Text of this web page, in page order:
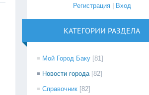
Регистрация| Вход
КАТЕГОРИИ РАЗДЕЛА
Мой Город Баку [81]
Новости города [82]
Справочник [82]